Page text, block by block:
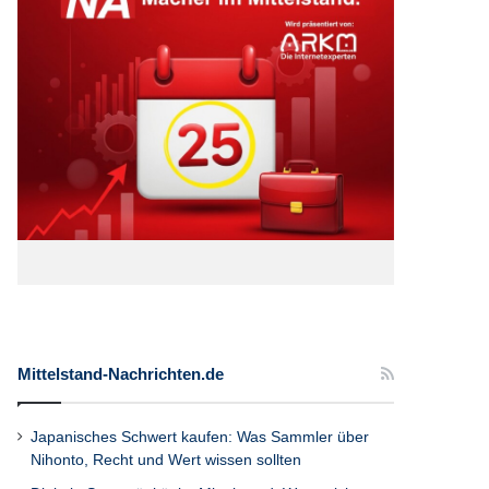
Mittelstand-Nachrichten.de
Japanisches Schwert kaufen: Was Sammler über
Nihonto, Recht und Wert wissen sollten